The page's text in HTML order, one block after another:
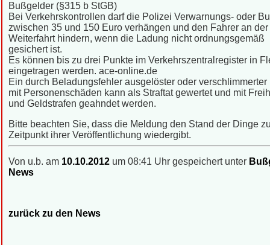
Bußgelder (§315 b StGB)
Bei Verkehrskontrollen darf die Polizei Verwarnungs- oder
zwischen 35 und 150 Euro verhängen und den Fahrer an der
Weiterfahrt hindern, wenn die Ladung nicht ordnungsgemäß
gesichert ist.
Es können bis zu drei Punkte im Verkehrszentralregister in
eingetragen werden. ace-online.de
Ein durch Beladungsfehler ausgelöster oder verschlimmerter
mit Personenschäden kann als Straftat gewertet und mit
und Geldstrafen geahndet werden.
Bitte beachten Sie, dass die Meldung den Stand der Dinge
Zeitpunkt ihrer Veröffentlichung wiedergibt.
Von u.b. am 10.10.2012 um 08:41 Uhr gespeichert unter
News
zurück zu den News